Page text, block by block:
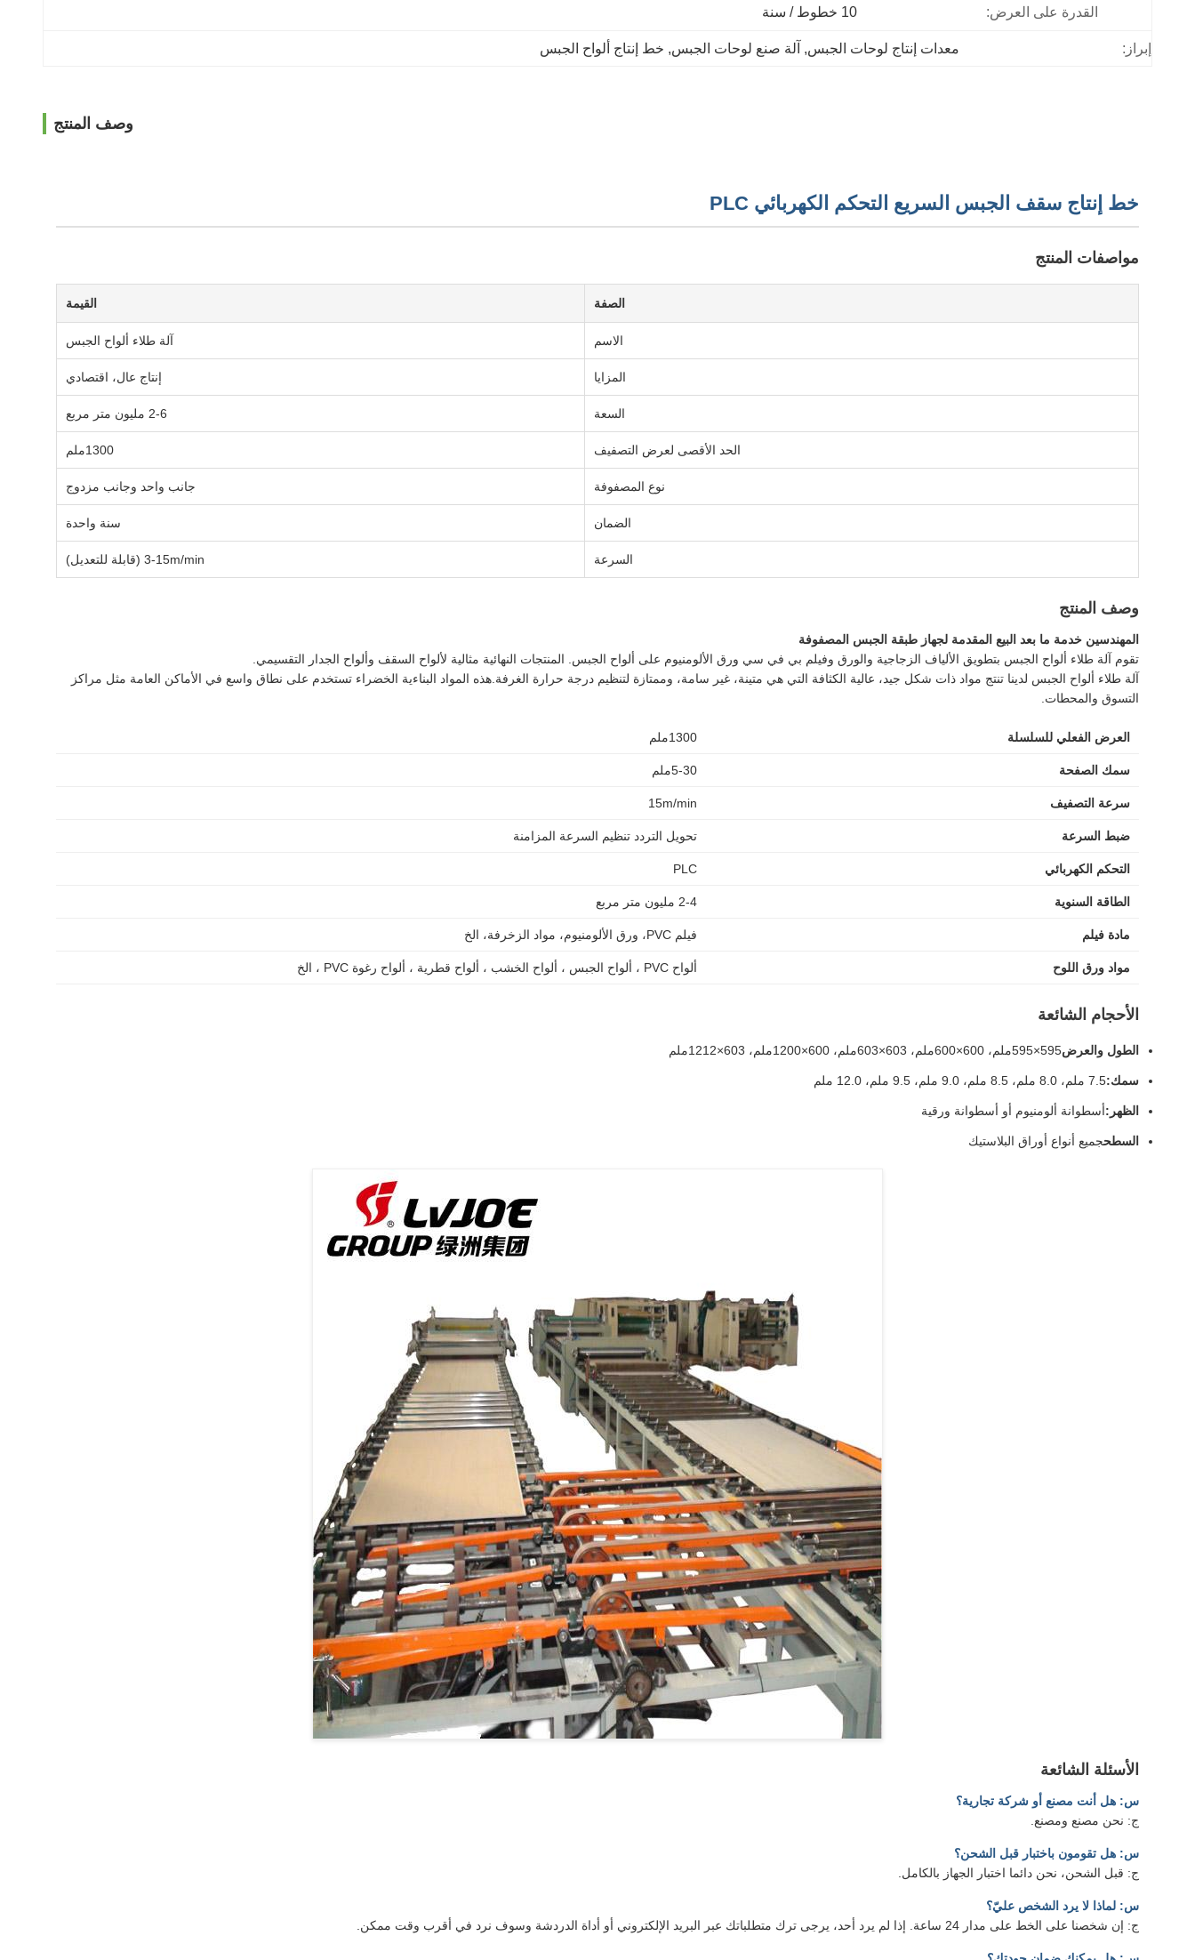
القدرة على العرض: 10 خطوط / سنة
إبراز: معدات إنتاج لوحات الجبس, آلة صنع لوحات الجبس, خط إنتاج ألواح الجبس
وصف المنتج
خط إنتاج سقف الجبس السريع التحكم الكهربائي PLC
مواصفات المنتج
الصفة القيمة
الاسم آلة طلاء ألواح الجبس
المزايا إنتاج عال، اقتصادي
السعة 2-6 مليون متر مربع
الحد الأقصى لعرض التصفيف 1300ملم
نوع المصفوفة جانب واحد وجانب مزدوج
الضمان سنة واحدة
السرعة 3-15m/min (قابلة للتعديل)
وصف المنتج
المهندسين خدمة ما بعد البيع المقدمة لجهاز طبقة الجبس المصفوفة
تقوم آلة طلاء ألواح الجبس بتطويق الألياف الزجاجية والورق وفيلم بي في سي ورق الألومنيوم على ألواح الجبس. المنتجات النهائية مثالية لألواح السقف وألواح الجدار التقسيمي.
آلة طلاء ألواح الجبس لدينا تنتج مواد ذات شكل جيد، عالية الكثافة التي هي متينة، غير سامة، وممتازة لتنظيم درجة حرارة الغرفة.هذه المواد البناءية الخضراء تستخدم على نطاق واسع في الأماكن العامة مثل مراكز
التسوق والمحطات.
العرض الفعلي للسلسلة 1300ملم
سمك الصفحة 5-30ملم
سرعة التصفيف 15m/min
ضبط السرعة تحويل التردد تنظيم السرعة المزامنة
التحكم الكهربائي PLC
الطاقة السنوية 2-4 مليون متر مربع
مادة فيلم فيلم PVC، ورق الألومنيوم، مواد الزخرفة، الخ
مواد ورق اللوح ألواح PVC ، ألواح الجبس ، ألواح الخشب ، ألواح قطرية ، ألواح رغوة PVC ، الخ
الأحجام الشائعة
الطول والعرض595×595ملم، 600×600ملم، 603×603ملم، 600×1200ملم، 603×1212ملم
سمك:7.5 ملم، 8.0 ملم، 8.5 ملم، 9.0 ملم، 9.5 ملم، 12.0 ملم
الظهر:أسطوانة ألومنيوم أو أسطوانة ورقية
السطحجميع أنواع أوراق البلاستيك
الأسئلة الشائعة
س: هل أنت مصنع أو شركة تجارية؟
ج: نحن مصنع ومصنع.
س: هل تقومون باختبار قبل الشحن؟
ج: قبل الشحن، نحن دائما اختبار الجهاز بالكامل.
س: لماذا لا يرد الشخص عليّ؟
ج: إن شخصنا على الخط على مدار 24 ساعة. إذا لم يرد أحد، يرجى ترك متطلباتك عبر البريد الإلكتروني أو أداة الدردشة وسوف نرد في أقرب وقت ممكن.